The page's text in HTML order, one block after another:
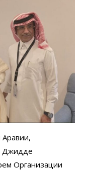
Аравии,
Джидде
Организации